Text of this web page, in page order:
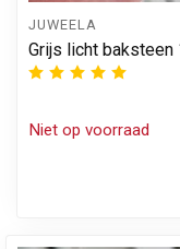
JUWEELA
Grijs licht
Niet op voorraad